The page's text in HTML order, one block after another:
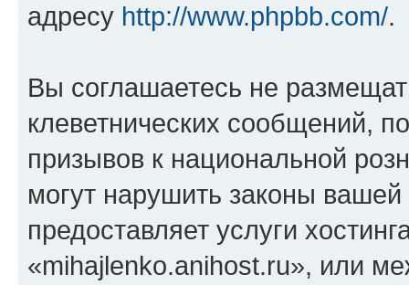
адресу http://www.phpbb.com/.
Вы соглашаетесь не
клеветнических сообщений,
призывов к национальной
могут нарушить законы
предоставляет услуги
«mihajlenko.anihost.ru», или